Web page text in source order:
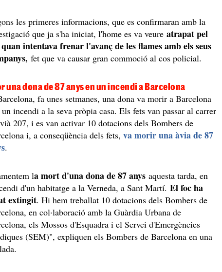
les primeres informacions, que es confirmaran amb la
que ja s'ha iniciat, l'home es va veureatrapat pel
intentava frenar l'avanç de les flames amb els seus
fet que va causar gran commoció al cos policial.
una dona de 87 anys en un incendi a Barcelona
fa unes setmanes, una dona va morir a Barcelona
incendi a la seva pròpia casa. Els fets van passar al carrer
207, i es van activar 10 dotacions dels Bombers de
i, a conseqüència dels fets,va morir una àvia de 87
.
la mort d'una dona de 87 anys aquesta tarda, en
d'un habitatge a la Verneda, a Sant Martí.El foc ha
extingit. Hi hem treballat 10 dotacions dels Bombers de
en col·laboració amb la Guàrdia Urbana de
els Mossos d'Esquadra i el Servei d'Emergències
(SEM)", expliquen els Bombers de Barcelona en una